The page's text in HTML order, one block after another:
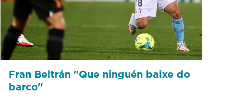
Fran Beltrán "Que ninguén baixe do
barco"